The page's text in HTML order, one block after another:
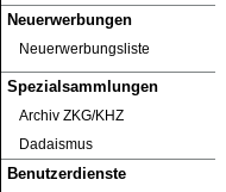
Neuerwerbungen
Neuerwerbungsliste
Spezialsammlungen
Archiv ZKG/KHZ
Dadaismus
Benutzerdienste